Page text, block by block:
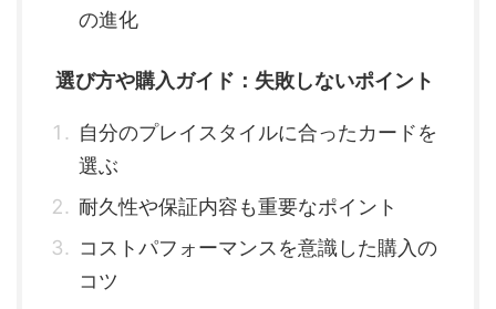
の進化
選び方や購入ガイド：失敗しないポイント
自分のプレイスタイルに合ったカードを
選ぶ
耐久性や保証内容も重要なポイント
コストパフォーマンスを意識した購入の
コツ